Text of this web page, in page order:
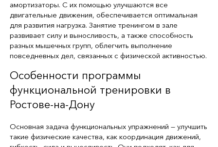
амортизаторы. С их помощью улучшаются все
двигательные движения, обеспечивается оптимальная
для развития нагрузка. Занятие тренингом в зале
развивает силу и выносливость, а также способность
разных мышечных групп, облегчить выполнение
повседневных дел, связанных с физической активностью.
Особенности программы
функциональной тренировки в
Ростове-на-Дону
Основная задача функциональных упражнений — улучшить
такие физические качества, как координация движений,